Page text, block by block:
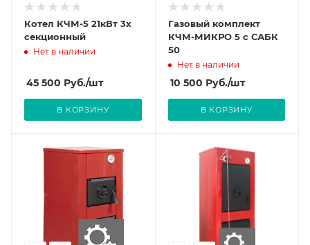
Котел КЧМ-5 21кВт 3х
секционный
Нет в наличии
45 500 Руб./шт
В КОРЗИНУ
Газовый комплект
КЧМ-МИКРО 5 с САБК
50
Нет в наличии
10 500 Руб./шт
В КОРЗИНУ